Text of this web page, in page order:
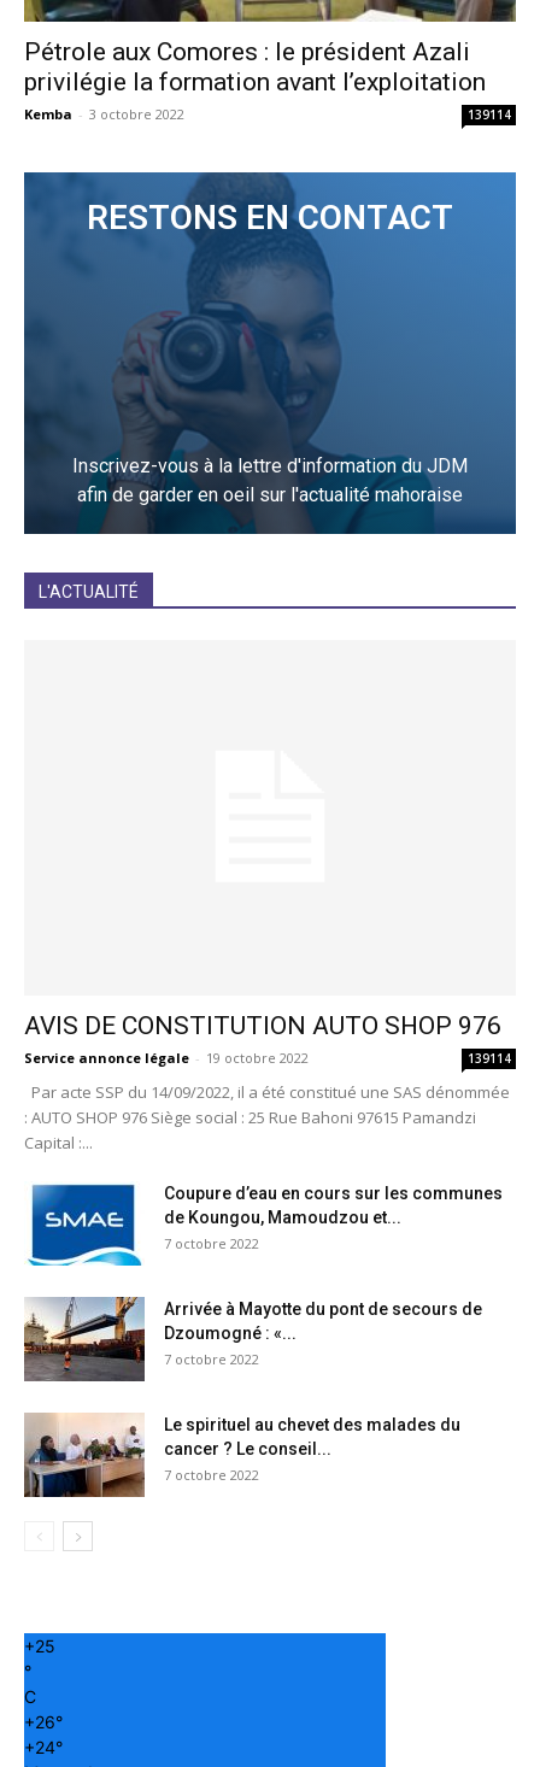
Pétrole aux Comores : le président Azali
privilégie la formation avant l’exploitation
Kemba - 3 octobre 2022 139114
RESTONS EN CONTACT
Inscrivez-vous à la lettre d'information du JDM
afin de garder en oeil sur l'actualité mahoraise
L'ACTUALITÉ
AVIS DE CONSTITUTION AUTO SHOP 976
Service annonce légale - 19 octobre 2022 139114
Par acte SSP du 14/09/2022, il a été constitué une SAS dénommée
: AUTO SHOP 976 Siège social : 25 Rue Bahoni 97615 Pamandzi
Capital :...
Coupure d’eau en cours sur les communes
de Koungou, Mamoudzou et...
7 octobre 2022
Arrivée à Mayotte du pont de secours de
Dzoumogné : «...
7 octobre 2022
Le spirituel au chevet des malades du
cancer ? Le conseil...
7 octobre 2022
+25
°
C
+26°
+24°